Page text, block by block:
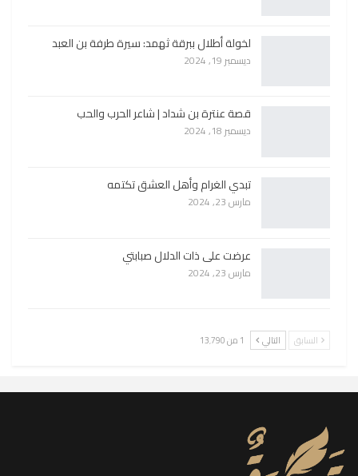
لخولة أطلال ببرقة ثهمد: سيرة طرفة بن العبد
ديسمبر 19, 2024
قصة عنترة بن شداد | شاعر الحرب والحب
ديسمبر 18, 2024
تبدي الغرام وأهل العشق تكتمه
مارس 23, 2024
عرضت على ذات الدلال صبابتي
مارس 23, 2024
السابق التالي 1 من 13٬790